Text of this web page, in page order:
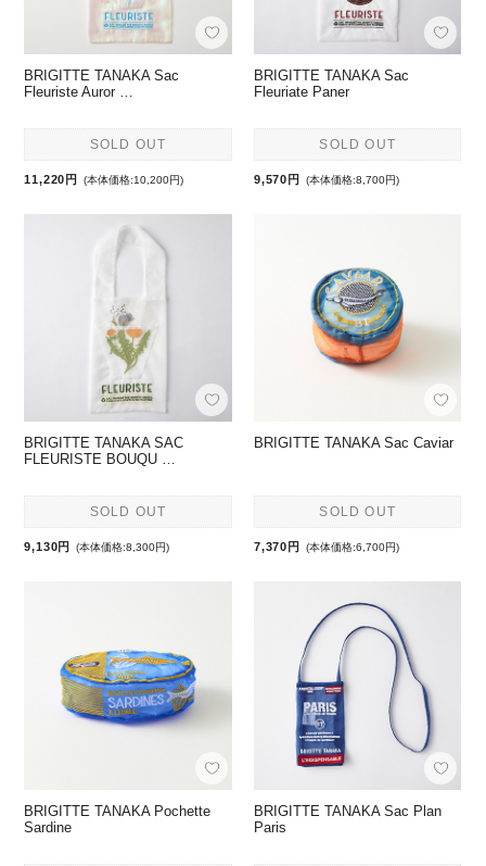
BRIGITTE TANAKA Sac
Fleuriste Auror …
SOLD OUT
11,220円 (本体価格:10,200円)
BRIGITTE TANAKA Sac
Fleuriate Paner
SOLD OUT
9,570円 (本体価格:8,700円)
BRIGITTE TANAKA SAC
FLEURISTE BOUQU …
SOLD OUT
9,130円 (本体価格:8,300円)
BRIGITTE TANAKA Sac Caviar
SOLD OUT
7,370円 (本体価格:6,700円)
BRIGITTE TANAKA Pochette
Sardine
BRIGITTE TANAKA Sac Plan
Paris